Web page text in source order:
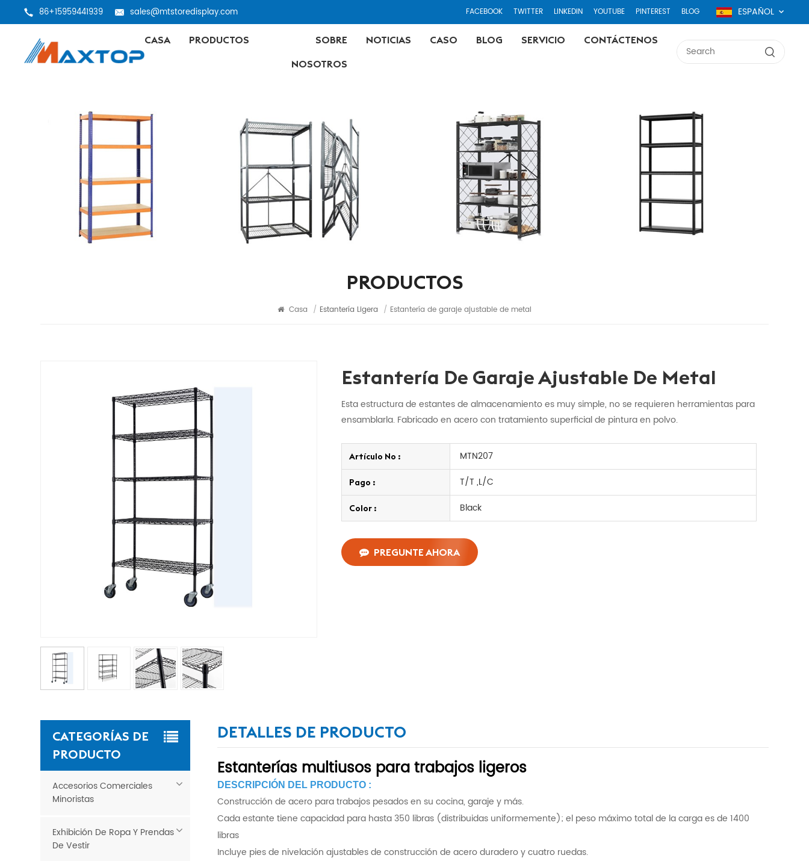
86+15959441939 sales@mtstoredisplay.com FACEBOOK TWITTER LINKEDIN YOUTUBE PINTEREST BLOG ESPAÑOL
CASA PRODUCTOS
SOBRE
NOSOTROS
NOTICIAS CASO BLOG SERVICIO CONTÁCTENOS
PRODUCTOS
Casa / Estantería Ligera / Estantería de garaje ajustable de metal
Estantería De Garaje Ajustable De Metal
Esta estructura de estantes de almacenamiento es muy simple, no se requieren herramientas para
ensamblarla. Fabricado en acero con tratamiento superficial de pintura en polvo.
Artículo No : MTN207
Pago : T/T ,L/C
Color : Black
PREGUNTE AHORA
DETALLES DE PRODUCTO
Estanterías multiusos para trabajos ligeros
DESCRIPCIÓN DEL PRODUCTO :
Construcción de acero para trabajos pesados en su cocina, garaje y más.
Cada estante tiene capacidad para hasta 350 libras (distribuidas uniformemente); el peso máximo total de la carga es de 1400
libras
Incluye pies de nivelación ajustables de construcción de acero duradero y cuatro ruedas.
CATEGORÍAS DE
PRODUCTO
Accesorios Comerciales
Minoristas
Exhibición De Ropa Y Prendas
De Vestir